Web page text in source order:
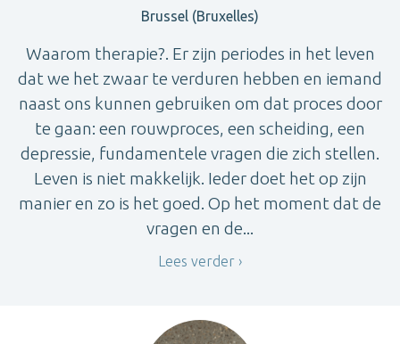
Brussel (Bruxelles)
Waarom therapie?. Er zijn periodes in het leven
dat we het zwaar te verduren hebben en iemand
naast ons kunnen gebruiken om dat proces door
te gaan: een rouwproces, een scheiding, een
depressie, fundamentele vragen die zich stellen.
Leven is niet makkelijk. Ieder doet het op zijn
manier en zo is het goed. Op het moment dat de
vragen en de...
Lees verder